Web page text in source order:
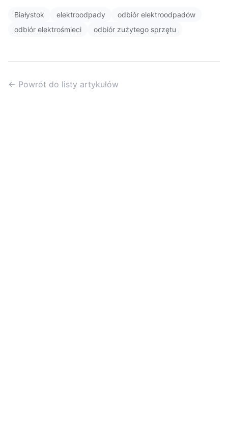
Białystok elektroodpady
odbiór elektroodpadów
odbiór elektrośmieci
odbiór zużytego sprzętu
← Powrót do listy artykułów